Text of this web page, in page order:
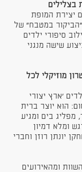
יצירת המופת
"הביקור במטבח" של
סיפורי ילדים
שישה מנגני
מוזיקלי לכל
'ארץ יצורי
הוא יוצר ברית
מפליג בים ומגיע
ומלא דמיון
יונתן רוזן וחברי
ומהאירועים